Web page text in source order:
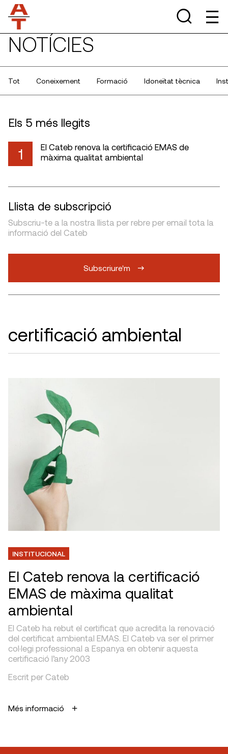
NOTÍCIES
Tot Coneixement Formació Idoneïtat tècnica
Els 5 més llegits
1
El Cateb renova la certificació EMAS de
màxima qualitat ambiental
Llista de subscripció
Subscriu-te a la nostra llista per rebre per email tota la
informació del Cateb
Subscriure'm
certificació ambiental
INSTITUCIONAL
El Cateb renova la certificació
EMAS de màxima qualitat
ambiental
El Cateb ha rebut el certificat que acredita la ​renovació
del certificat ambiental EMAS. El Cateb va ser el primer
col·legi professional a Espanya en obtenir aquesta
certificació l’any 2003
Escrit per Cateb
Més informació